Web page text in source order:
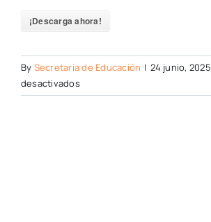
¡Descarga ahora!
By Secretaría de Educación | 24 junio, 2025
desactivadosen
GUÍA